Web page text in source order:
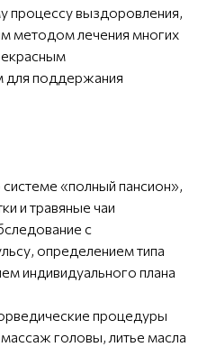
процессу выздоровления,
методом лечения многих
для поддержания
«полный пансион»,
и травяные чаи
с
определением типа
индивидуального плана
процедуры
головы, литье масла